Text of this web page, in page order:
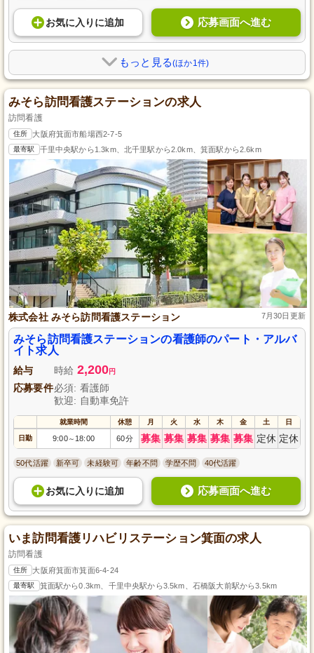
お気に入り に追加 応募画面へ進む
もっと見る(ほか1件)
みそら訪問看護ステーションの求人
訪問看護
住所 大阪府箕面市船場西2-7-5
最寄駅 千里中央駅から1.3km、北千里駅から2.0km、箕面駅から2.6km
株式会社 みそら訪問看護ステーション 7月30日更新
みそら訪問看護ステーションの看護師のパート・アルバ
イト求人
給与 時給 2,200円
応募要件必須: 看護師
歓迎: 自動車免許
就業時間 休憩 月 火 水 木 金 土 日
日勤 9:00～ 18:00 60分 募集 募集 募集 募集 募集 定休 定休
50代活躍 新卒可 未経験可 年齢不問 学歴不問 40代活躍
お気に入り に追加 応募画面へ進む
いま訪問看護リハビリステーション箕面の求人
訪問看護
住所 大阪府箕面市箕面6-4-24
最寄駅 箕面駅から0.3km、千里中央駅から3.5km、石橋阪大前駅から3.5km